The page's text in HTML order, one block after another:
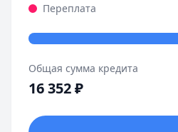
Переплата
Общая сумма кредита
16 352₽